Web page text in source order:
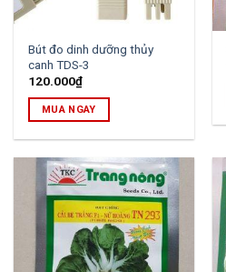
Bút đo dinh dưỡng thủy
canh TDS-3
120.000₫
MUA NGAY